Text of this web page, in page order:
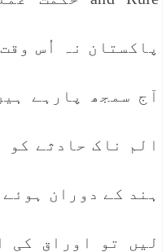
پاکستان نہ اُس
آج سمجھ پارہے
الم ناک حادثے کو
ہند کے دوران
لیں تو اوراق کی